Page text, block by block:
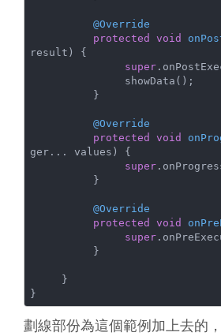
@Override
protected
void
result)
{
super
@Override
protected
void
ger... values)
{
super
@Override
protected
void
super
}
劃線部份為這個範例加上去的